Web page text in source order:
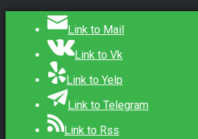
Link to Mail
Link to Vk
Link to Yelp
Link to Telegram
Link to Rss